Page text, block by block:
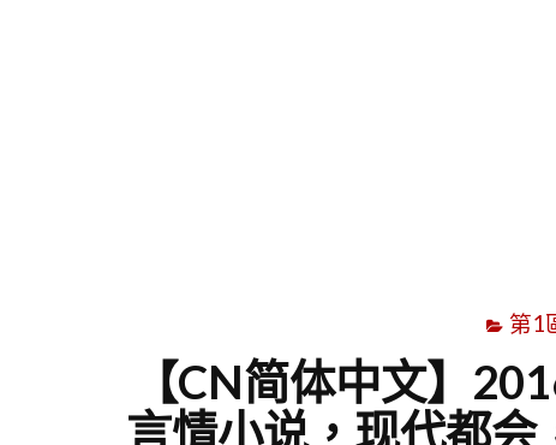
第1
【CN简体中文】
言情小说，现代都